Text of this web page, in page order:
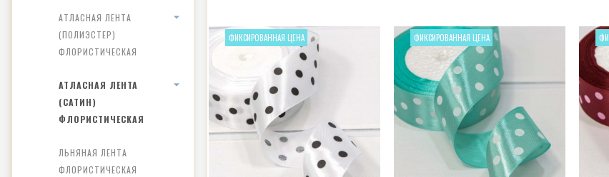
АТЛАСНАЯ ЛЕНТА
(ПОЛИЭСТЕР)
ФЛОРИСТИЧЕСКАЯ
АТЛАСНАЯ ЛЕНТА
(САТИН)
ФЛОРИСТИЧЕСКАЯ
ЛЬНЯНАЯ ЛЕНТА
ФЛОРИСТИЧЕСКАЯ
ФИКСИРОВАННАЯ ЦЕНА ФИКСИРОВАННАЯ ЦЕНА